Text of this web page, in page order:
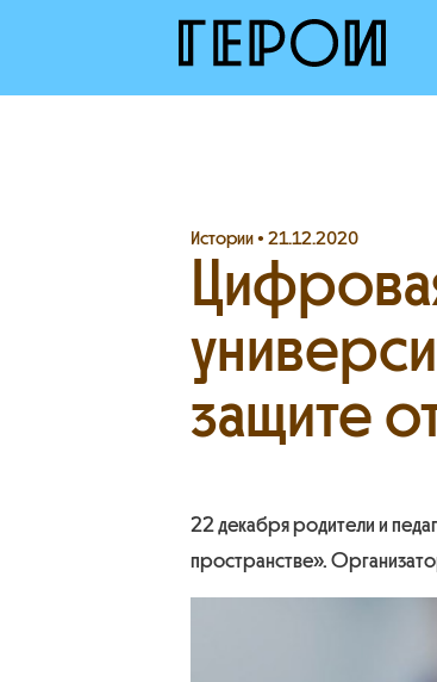
Истории • 21.12.2020
защите
22 декабря родители и
пространстве».